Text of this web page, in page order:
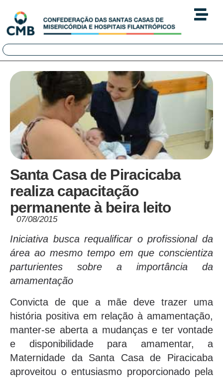
Santa Casa de Piracicaba
realiza capacitação
permanente à beira leito
07/08/2015
Iniciativa busca requalificar o profissional da
área ao mesmo tempo em que conscientiza
parturientes sobre a importância da
amamentação
Convicta de que a mãe deve trazer uma
história positiva em relação à amamentação,
manter-se aberta a mudanças e ter vontade
e disponibilidade para amamentar, a
Maternidade da Santa Casa de Piracicaba
aproveitou o entusiasmo proporcionado pela